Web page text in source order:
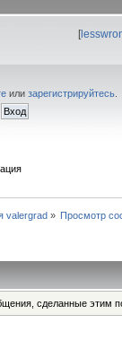
[
или зарегистрируйтесь
valergrad» Просмотр
сделанные этим